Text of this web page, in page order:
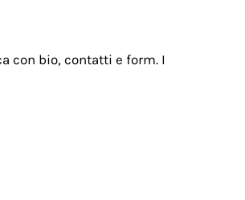
con bio, contatti e form. I